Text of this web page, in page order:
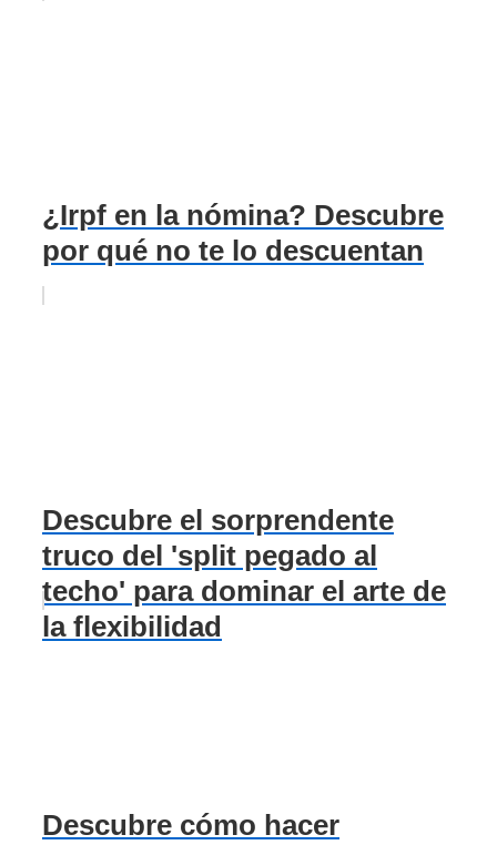
¿Irpf en la nómina? Descubre
por qué no te lo descuentan
Descubre el sorprendente
truco del 'split pegado al
techo' para dominar el arte de
la flexibilidad
Descubre cómo hacer